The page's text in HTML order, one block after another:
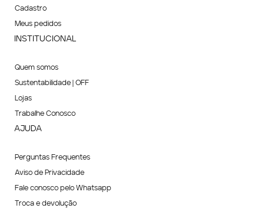
Cadastro
Meus pedidos
INSTITUCIONAL
Quem somos
Sustentabilidade | OFF
Lojas
Trabalhe Conosco
AJUDA
Perguntas Frequentes
Aviso de Privacidade
Fale conosco pelo Whatsapp
Troca e devolução